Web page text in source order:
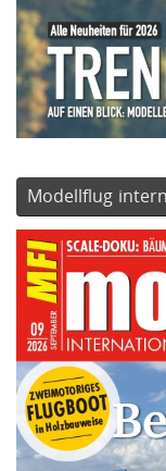
Modellflug